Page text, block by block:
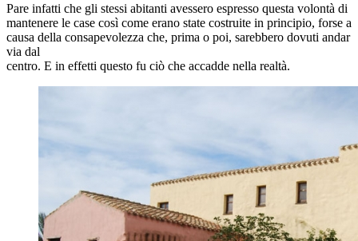
Pare infatti che gli stessi abitanti avessero espresso questa volontà di
mantenere le case così come erano state costruite in principio, forse a
causa della consapevolezza che, prima o poi, sarebbero dovuti andar
via dal
centro. E in effetti questo fu ciò che accadde nella realtà.